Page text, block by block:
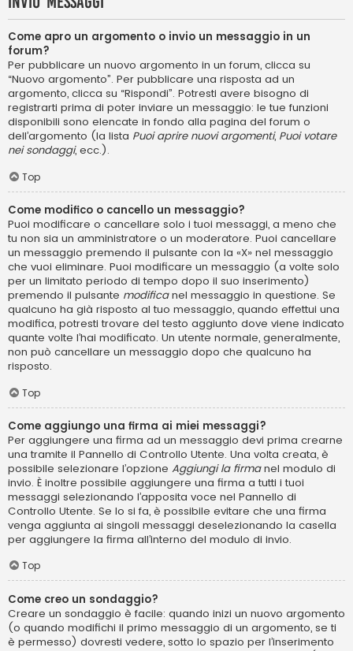
Come apro un argomento o invio un messaggio in un
forum?
Per pubblicare un nuovo argomento in un forum, clicca su
“Nuovo argomento”. Per pubblicare una risposta ad un
argomento, clicca su “Rispondi”. Potresti avere bisogno di
registrarti prima di poter inviare un messaggio: le tue funzioni
disponibili sono elencate in fondo alla pagina del forum o
dell’argomento (la lista Puoi aprire nuovi argomenti, Puoi votare
nei sondaggi, ecc.).
Top
Come modifico o cancello un messaggio?
Puoi modificare o cancellare solo i tuoi messaggi, a meno che
tu non sia un amministratore o un moderatore. Puoi cancellare
un messaggio premendo il pulsante con la «X» nel messaggio
che vuoi eliminare. Puoi modificare un messaggio (a volte solo
per un limitato periodo di tempo dopo il suo inserimento)
premendo il pulsante modificanel messaggio in questione. Se
qualcuno ha già risposto al tuo messaggio, quando effettui una
modifica, potresti trovare del testo aggiunto dove viene indicato
quante volte l’hai modificato. Un utente normale, generalmente,
non può cancellare un messaggio dopo che qualcuno ha
risposto.
Top
Come aggiungo una firma ai miei messaggi?
Per aggiungere una firma ad un messaggio devi prima crearne
una tramite il Pannello di Controllo Utente. Una volta creata, è
possibile selezionare l’opzione Aggiungi la firmanel modulo di
invio. È inoltre possibile aggiungere una firma a tutti i tuoi
messaggi selezionando l’apposita voce nel Pannello di
Controllo Utente. Se lo si fa, è possibile evitare che una firma
venga aggiunta ai singoli messaggi deselezionando la casella
per aggiungere la firma all’interno del modulo di invio.
Top
Come creo un sondaggio?
Creare un sondaggio è facile: quando inizi un nuovo argomento
(o quando modifichi il primo messaggio di un argomento, se ti
è permesso) dovresti vedere, sotto lo spazio per l’inserimento